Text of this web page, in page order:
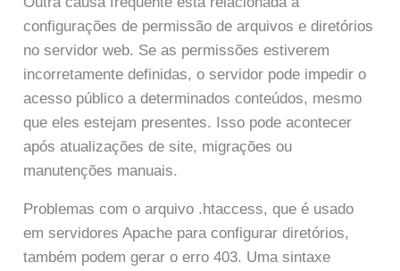
configurações de permissão de arquivos e diretórios
no servidor web. Se as permissões estiverem
incorretamente definidas, o servidor pode impedir o
acesso público a determinados conteúdos, mesmo
que eles estejam presentes. Isso pode acontecer
após atualizações de site, migrações ou
manutenções manuais.
Problemas com o arquivo .htaccess, que é usado
em servidores Apache para configurar diretórios,
também podem gerar o erro 403. Uma sintaxe